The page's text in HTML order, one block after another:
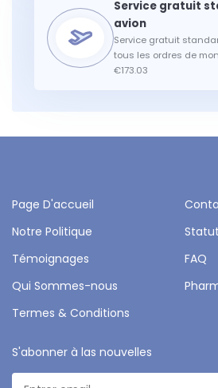
Service gratuit
tous les ordres de
€173.03
Page D'accueil
Notre Politique
Témoignages
FAQ
Qui Sommes-nous
Termes & Conditions
S'abonner à las nouvelles